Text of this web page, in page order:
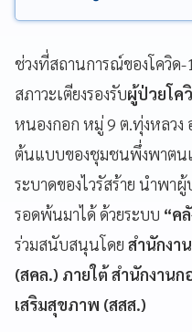
ช่วงที่สถานการณ์ของโควิด
สภาวะเตียงรองรับผู้ป่วยโค
หนองกอก หมู่ 9 ต.ทุ่งหลวง
ต้นแบบของชุมชนพึ่งพาตน
ระบาดของไวรัสร้าย นำพา
รอดพ้นมาได้ ด้วยระบบ “ค
ร่วมสนับสนุนโดย สำนักงา
(สคล.) ภายใต้ สำนักงาน
เสริมสุขภาพ (สสส.)